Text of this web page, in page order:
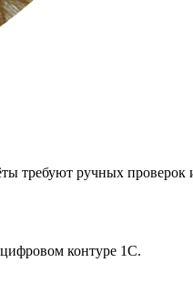
требуют ручных
контуре 1С.